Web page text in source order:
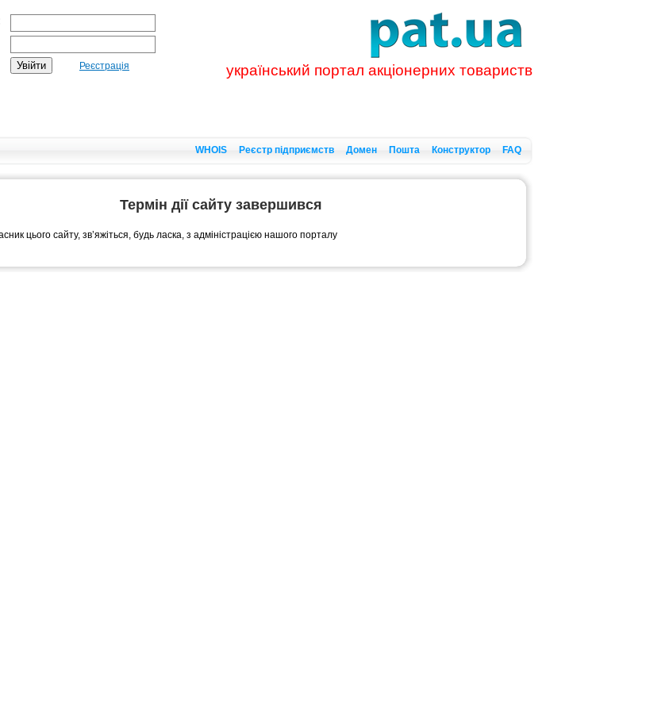
Реєстрація український портал акціонерних товариств
WHOIS Реєстр підприємств Домен Пошта Конструктор FAQ
Термін дії сайту завершився
цього сайту, зв’яжіться, будь ласка, з адміністрацією нашого порталу